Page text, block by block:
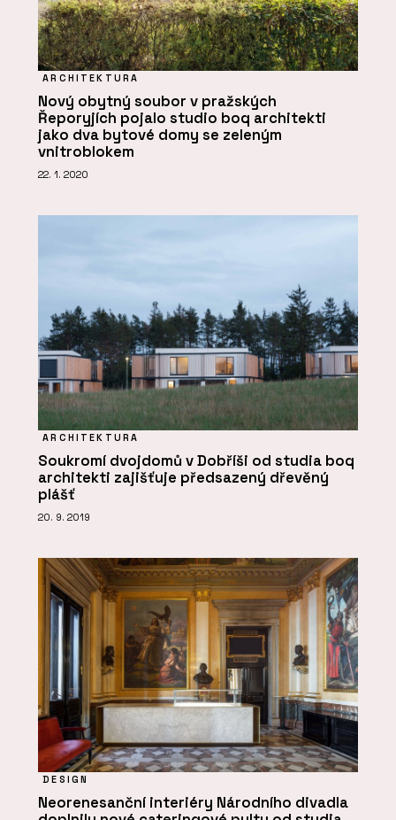
ARCHITEKTURA
Nový obytný soubor v pražských
Řeporyjích pojalo studio boq architekti
jako dva bytové domy se zeleným
vnitroblokem
22. 1. 2020
ARCHITEKTURA
Soukromí dvojdomů v Dobříši od studia boq
architekti zajišťuje předsazený dřevěný
plášť
20. 9. 2019
DESIGN
Neorenesanční interiéry Národního divadla